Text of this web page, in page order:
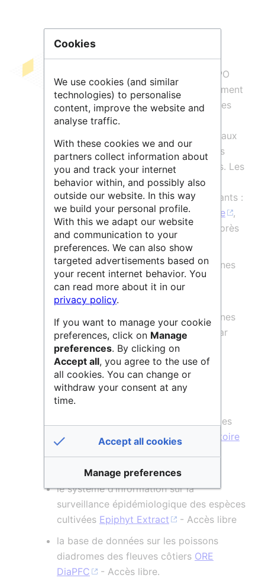
TEMPO
permet la consultation et le téléchargement
des données phénologiques des espèces
d'intérêt du projet. L'application web
constitue un portail d'accès centralisé aux
données phénologiques présentes dans
différentes bases de données distantes. Les
données proposées proviennent de
plusieurs systèmes d'information existants :
l'Observatoire des saisons-Recherche
,
piloté par leCEFE (CNRS) - Accès après
autorisation
la base de données d'espèces pérennes
de l'INRAE Phenoclim, pilotée par
AGROCLIM
(INRAE) - Accès libre
la base de données d'espèces pérennes
de l'INRAE Phenoclim PRO, pilotée par
AGROCLIM
(INRAE) - Accès après
autorisation
le Système d'information GnpIS
l'URGI (INRAE) - Accès libre
la base de données du programme des
sciences participatives de l' Observatoire
Botanica
- Accès libre
le système d’information sur la
surveillance épidémiologique des espèces
cultivées Epiphyt Extract
- Accès libre
la base de données sur les poissons
diadromes des fleuves côtiers ORE
DiaPFC
- Accès libre.
Cookies
We use cookies (and similar
technologies) to personalise
content, improve the website and
analyse traffic.
With these cookies we and our
partners collect information about
you and track your internet
behavior within, and possibly also
outside our website. In this way
we build your personal profile.
With this we adapt our website
and communication to your
preferences. We can also show
targeted advertisements based on
your recent internet behavior. You
can read more about it in our
privacy policy.
If you want to manage your cookie
preferences, click on Manage
preferences. By clicking on
Accept all, you agree to the use of
all cookies. You can change or
withdraw your consent at any
time.
Accept all cookies
Manage preferences